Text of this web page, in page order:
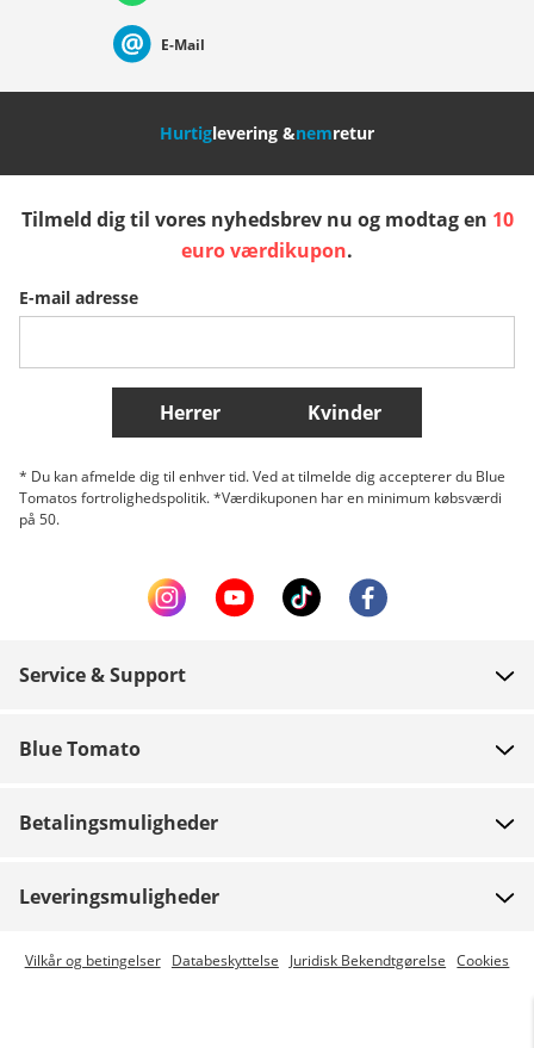
Nederland Italia (Italiano) Italien (Deutsch)
Slovenija
Belgique (Français) Danmark Norge
Flere lande
E-Mail
Hurtiglevering &nemretur
Tilmeld dig til vores nyhedsbrev nu og modtag en 10
euro værdikupon.
E-mail adresse
Herrer Kvinder
* Du kan afmelde dig til enhver tid. Ved at tilmelde dig accepterer du Blue
Tomatos fortrolighedspolitik. *Værdikuponen har en minimum købsværdi
på 50.
Service & Support
Betaling
Retur
Track din ordre
Blue Tomato
Blue World
Betalingsmuligheder
Leveringsmuligheder
Express levering er mulig
Vilkår og betingelser Databeskyttelse Juridisk Bekendtgørelse Cookies